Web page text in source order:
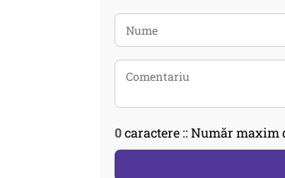
0caractere :: Număr maxim